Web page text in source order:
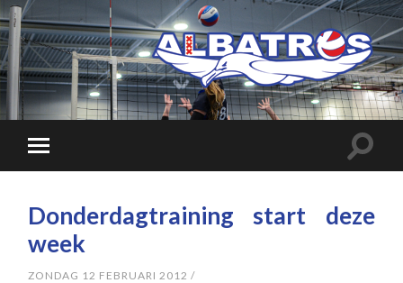
Donderdagtraining start deze
week
ZONDAG 12 FEBRUARI 2012 /